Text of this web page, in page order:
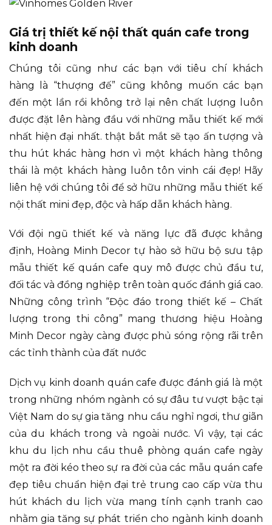
Giá trị thiết kế nội thất quán cafe trong
kinh doanh
Chúng tôi cũng như các bạn với tiêu chí khách
hàng là “thượng đế” cũng không muốn các bạn
đến một lần rồi không trở lại nên chất lượng luôn
được đặt lên hàng đầu với những mẫu thiết kế mới
nhất hiện đại nhất. thật bắt mắt sẽ tạo ấn tượng và
thu hút khác hàng hơn vì một khách hàng thông
thái là một khách hàng luôn tôn vinh cái đẹp! Hãy
liên hệ với chúng tôi để sở hữu những mẫu thiết kế
nội thất mini đẹp, độc và hấp dẫn khách hàng.
Với đội ngũ thiết kế và năng lực đã được khẳng
định, Hoàng Minh Decor tự hào sở hữu bộ sưu tập
mẫu thiết kế quán cafe quy mô được chủ đầu tư,
đối tác và đồng nghiệp trên toàn quốc đánh giá cao.
Những công trình “Độc đáo trong thiết kế – Chất
lượng trong thi công” mang thương hiệu Hoàng
Minh Decor ngày càng được phủ sóng rộng rãi trên
các tỉnh thành của đất nước
Dịch vụ kinh doanh quán cafe được đánh giá là một
trong những nhóm ngành có sự đâu tư vượt bậc tại
Việt Nam do sự gia tăng nhu cầu nghỉ ngơi, thư giãn
của du khách trong và ngoài nước. Vì vậy, tại các
khu du lịch nhu cầu thuê phòng quán cafe ngày
một ra đời kéo theo sự ra đời của các mẫu quán cafe
đẹp tiêu chuẩn hiện đại trẻ trung cao cấp vừa thu
hút khách du lịch vừa mang tính cạnh tranh cao
nhằm gia tăng sự phát triển cho ngành kinh doanh